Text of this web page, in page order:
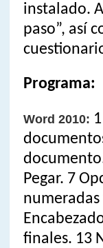
instalado.
paso”, así
Programa:
Word 2010:
Pegar. 7
finales. 13